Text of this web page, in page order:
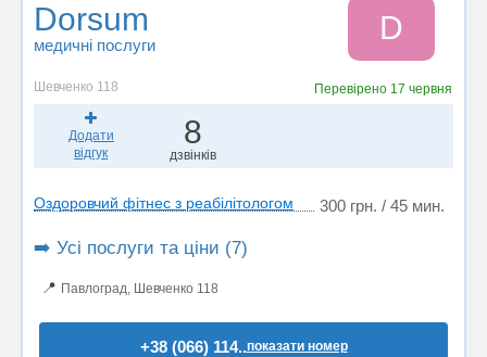
Dorsum
медичні послуги D
Шевченко 118 Перевірено 17 червня
Додати
відгук
8
дзвінків
Оздоровчий фітнес з реабілітологом 300 грн. / 45 мин.
➡️ Усі послуги та ціни (7)
📍 Павлоград, Шевченко 118
+38 (066) 114..показати номер